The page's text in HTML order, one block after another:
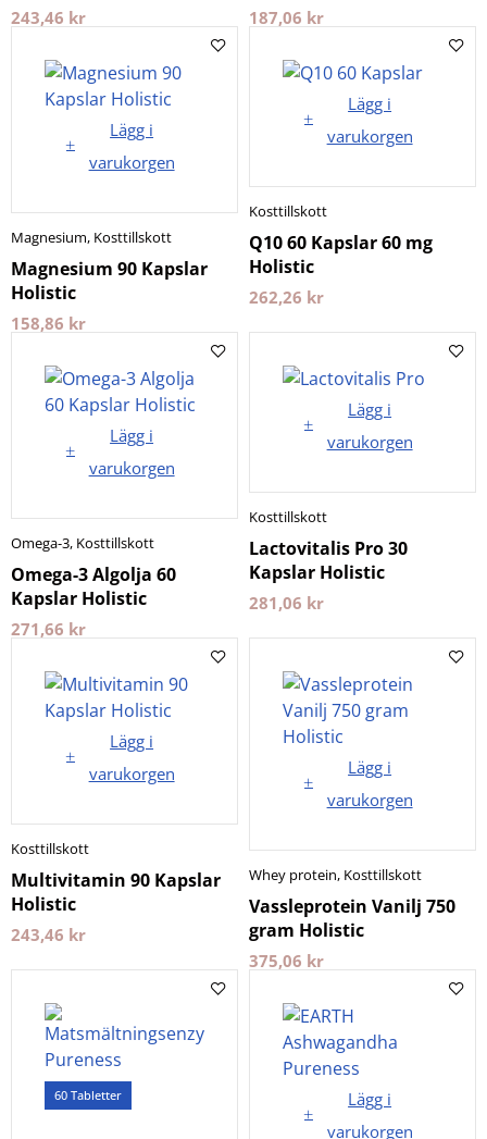
243,46 kr 187,06 kr
Lägg i
varukorgen
Magnesium, Kosttillskott
Magnesium 90 Kapslar
Holistic
158,86 kr
Lägg i
varukorgen
Kosttillskott
Q10 60 Kapslar 60 mg
Holistic
262,26 kr
Lägg i
varukorgen
Omega-3, Kosttillskott
Omega-3 Algolja 60
Kapslar Holistic
271,66 kr
Lägg i
varukorgen
Kosttillskott
Lactovitalis Pro 30
Kapslar Holistic
281,06 kr
Lägg i
varukorgen
Kosttillskott
Multivitamin 90 Kapslar
Holistic
243,46 kr
Lägg i
varukorgen
Whey protein, Kosttillskott
Vassleprotein Vanilj 750
gram Holistic
375,06 kr
60 Tabletter
Lägg i
varukorgen